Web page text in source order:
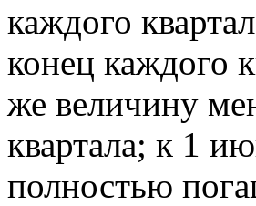
каждого
конец каждого
же величину
квартала; к 1
полностью